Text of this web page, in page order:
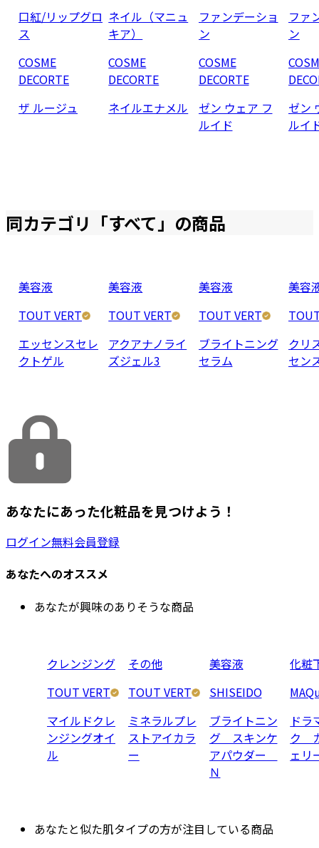
口紅/リップグロ
ス
COSME
DECORTE
ザ ルージュ
ネイル（マニュ
キア）
COSME
DECORTE
ネイルエナメル
ファンデーショ
ン
COSME
DECORTE
ゼン ウェア フ
ルイド
ファ
ン
ゼン
ルイ
同カテゴリ「すべて 」の商品
美容液
TOUT VERT
エッセンスセレ
クトゲル
美容液
TOUT VERT
アクアナノライ
ズジェル3
美容液
TOUT VERT
ブライトニング
セラム
美容
クリ
セン
あなたにあった化粧品を見つけよう！
ログイン無料会員登録
あなたへのオススメ
あなたが興味のありそうな商品
クレンジング
TOUT VERT
マイルドクレ
ンジングオイ
ル
その他
TOUT VERT
ミネラルプレ
ストアイカラ
ー
美容液
SHISEIDO
ブライトニン
グ スキンケ
アパウダー
Ｎ
化粧
ドラ
ク
ェ
あなたと似た肌タイプの方が注目している商品